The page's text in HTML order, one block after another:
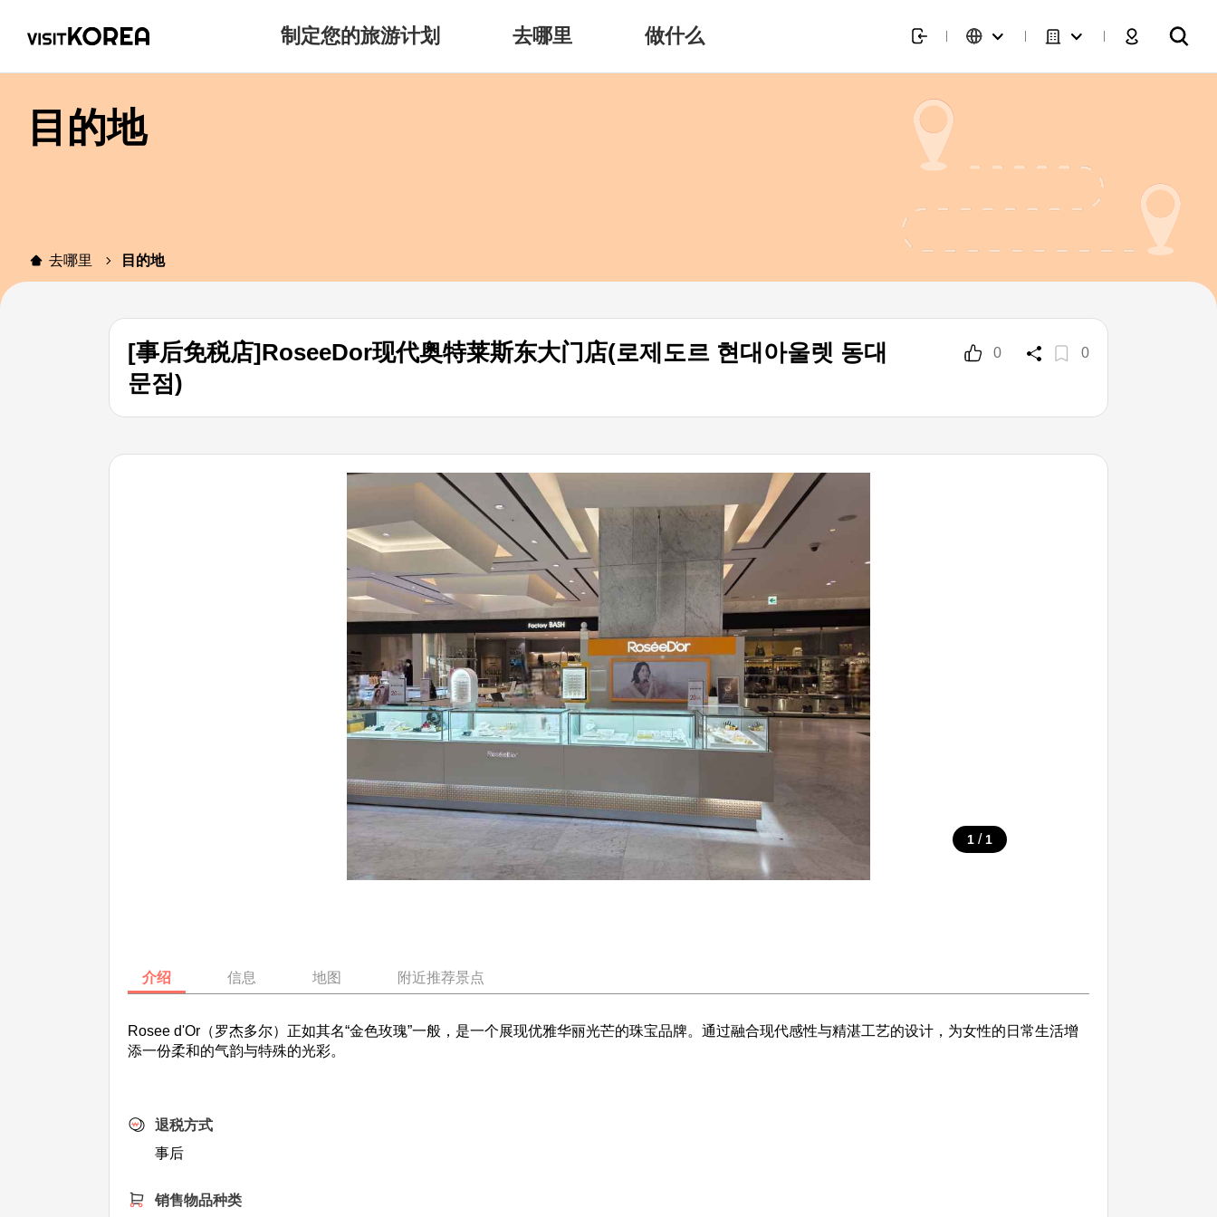
制定您的旅游计划 去哪里 做什么
目的地
去哪里 目的地
[事后免税店]RoseeDor现代奥特莱斯东大门店(로제도르 현대아울렛 동대
문점)
0 0
1 / 1
介绍 信息 地图 附近推荐景点
Rosee d'Or（罗杰多尔）正如其名“金色玫瑰”一般，是一个展现优雅华丽光芒的珠宝品牌。通过融合现代感性与精湛工艺的设计，为女性的日常生活增
添一份柔和的气韵与特殊的光彩。
退税方式
事后
销售物品种类